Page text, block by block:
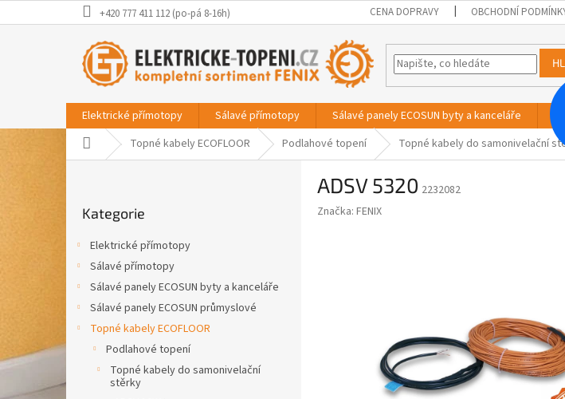
na
+420 777 411 112 (po-pá 8-16h) CENA DOPRAVY OBCHODNÍ
Elektrické přímotopy Sálavé přímotopy Sálavé panely ECOSUN byty a kanceláře
Domů Topné kabely ECOFLOOR Podlahové topení Topné kabely do samonivelační
a
e
kategorie
Kategorie
Elektrické přímotopy
Sálavé přímotopy
Sálavé panely ECOSUN byty a kanceláře
Sálavé panely ECOSUN průmyslové
Topné kabely ECOFLOOR
Podlahové topení
Topné kabely do samonivelační
stěrky
ADSV 5320 2232082
Značka: FENIX